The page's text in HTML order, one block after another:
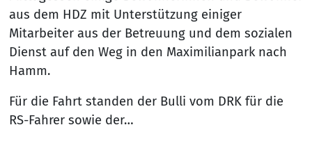
aus dem HDZ mit Unterstützung einiger
Mitarbeiter aus der Betreuung und dem sozialen
Dienst auf den Weg in den Maximilianpark nach
Hamm.
Für die Fahrt standen der Bulli vom DRK für die
RS-Fahrer sowie der…